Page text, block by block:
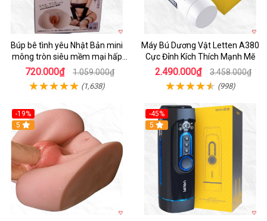
Búp bê tình yêu Nhật Bản mini
mông tròn siêu mềm mại hấp
dẫn
720.000₫ 1.059.000₫
(1,638)
Máy Bú Dương Vật Letten A380
Cực Đỉnh Kích Thích Mạnh Mẽ
2.490.000₫ 3.458.000₫
(998)
-19%
Hot
5
-45%
Hot
5